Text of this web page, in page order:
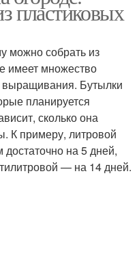
Полив с алиэкспресс
пластиковых
можно собрать из
имеет множество
выращивания. Бутылки
планируется
сколько она
К примеру, литровой
на 5 дней,
— на 14 дней.